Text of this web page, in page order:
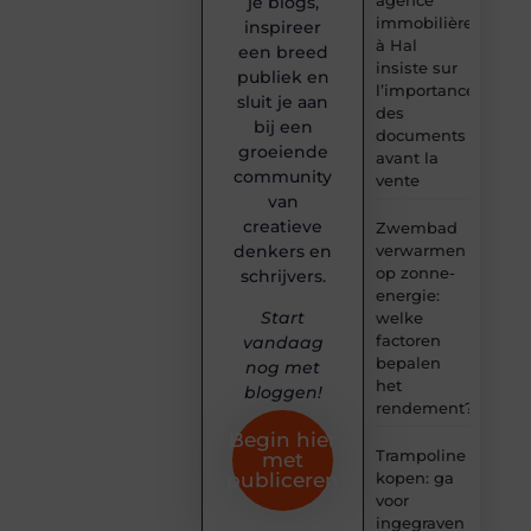
immobilière
à Hal
insiste sur
l’importance
des
documents
avant la
vente
Zwembad
verwarmen
op zonne-
energie:
welke
factoren
bepalen
het
rendement?
Trampoline
kopen: ga
voor
ingegraven
inspireer
een breed
publiek en
sluit je aan
bij een
groeiende
community
van
creatieve
denkers en
schrijvers.
Start
vandaag
nog met
bloggen!
Begin hier
met
publiceren